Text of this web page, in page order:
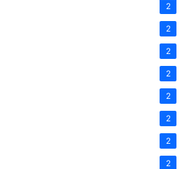
2
2
2
2
2
2
2
2